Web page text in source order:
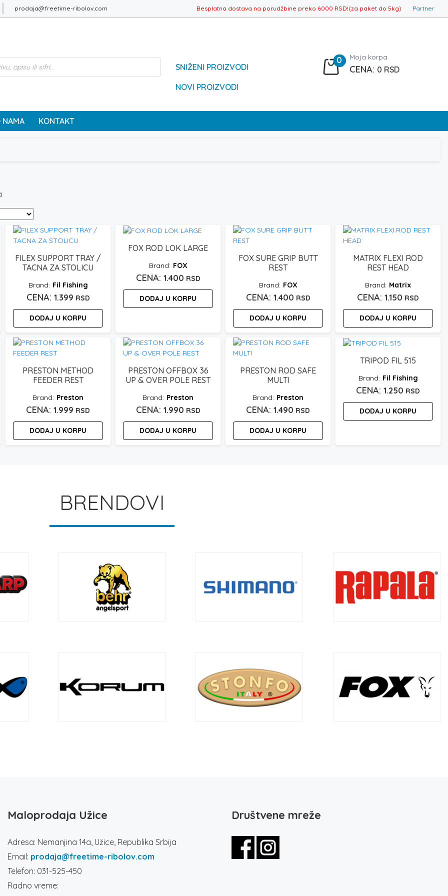
prodaja@freetime-ribolov.com Besplatna dostava na porudžbine preko 6000 RSD!(za paket do 5kg) Partner
SNIŽENI PROIZVODI
NOVI PROIZVODI
0 Moja korpa
0 RSD
NAMA KONTAKT
FILEX SUPPORT TRAY /
TACNA ZA STOLICU
Fil Fishing
1.399 RSD
DODAJ U KORPU
FOX ROD LOK LARGE
FOX
1.400 RSD
DODAJ U KORPU
FOX SURE GRIP BUTT
REST
FOX
1.400 RSD
DODAJ U KORPU
MATRIX FLEXI ROD
REST HEAD
Matrix
1.150 RSD
DODAJ U KORPU
rsd
PRESTON METHOD
FEEDER REST
Preston
1.999 RSD
DODAJ U KORPU
PRESTON OFFBOX 36
UP & OVER POLE REST
Preston
1.990 RSD
DODAJ U KORPU
PRESTON ROD SAFE
MULTI
Preston
1.490 RSD
DODAJ U KORPU
TRIPOD FIL 515
Fil Fishing
1.250 RSD
DODAJ U KORPU
BRENDOVI
Maloprodaja Užice
Adresa: Nemanjina 14a, Užice, Republika Srbija
Email: prodaja@freetime-ribolov.com
Telefon: 031-525-450
Radno vreme:
Društvene mreže